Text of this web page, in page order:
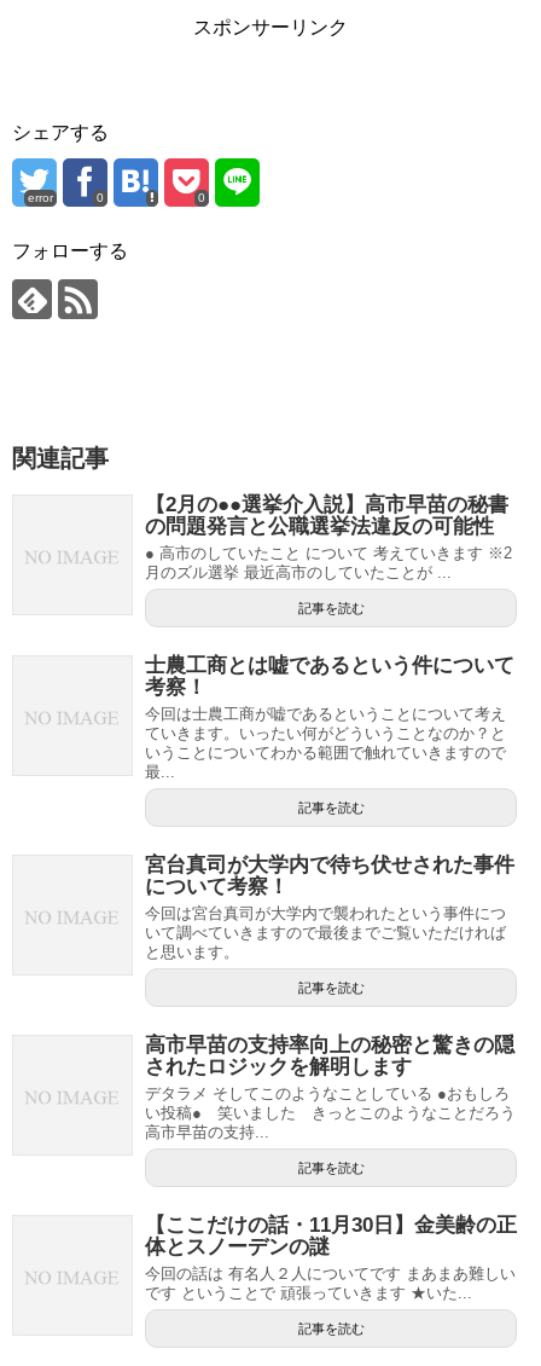
スポンサーリンク
シェアする
error 0 0
フォローする
関連記事
【2月の●●選挙介入説】高市早苗の秘書
の問題発言と公職選挙法違反の可能性
● 高市のしていたこと について 考えていきます ※2
月のズル選挙 最近高市のしていたことが ...
記事を読む
士農工商とは嘘であるという件について
考察！
今回は士農工商が嘘であるということについて考え
ていきます。いったい何がどういうことなのか？と
いうことについてわかる範囲で触れていきますので
最...
記事を読む
宮台真司が大学内で待ち伏せされた事件
について考察！
今回は宮台真司が大学内で襲われたという事件につ
いて調べていきますので最後までご覧いただければ
と思います。
記事を読む
高市早苗の支持率向上の秘密と驚きの隠
されたロジックを解明します
デタラメ そしてこのようなことしている ●おもしろ
い投稿● 笑いました きっとこのようなことだろう
高市早苗の支持...
記事を読む
【ここだけの話・11月30日】金美齢の正
体とスノーデンの謎
今回の話は 有名人２人についてです まあまあ難しい
です ということで 頑張っていきます ★いた...
記事を読む